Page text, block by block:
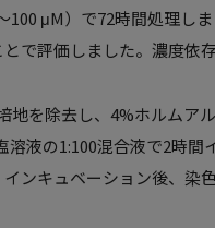
μM）で72時間処理し
評価しました。濃度依存
地を除去し、4%ホルムア
液の1:100混合液で2時
ンキュベーション後、染